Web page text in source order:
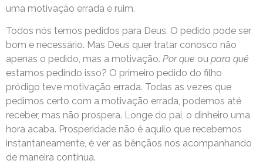
uma motivação errada e ruim.
Todos nós temos pedidos para Deus. O pedido pode ser
bom e necessário. Mas Deus quer tratar conosco não
apenas o pedido, mas a motivação. Por que ou para quê
estamos pedindo isso? O primeiro pedido do filho
pródigo teve motivação errada. Todas as vezes que
pedimos certo com a motivação errada, podemos até
receber, mas não prospera. Longe do pai, o dinheiro uma
hora acaba. Prosperidade não é aquilo que recebemos
instantaneamente, é ver as bênçãos nos acompanhando
de maneira contínua.